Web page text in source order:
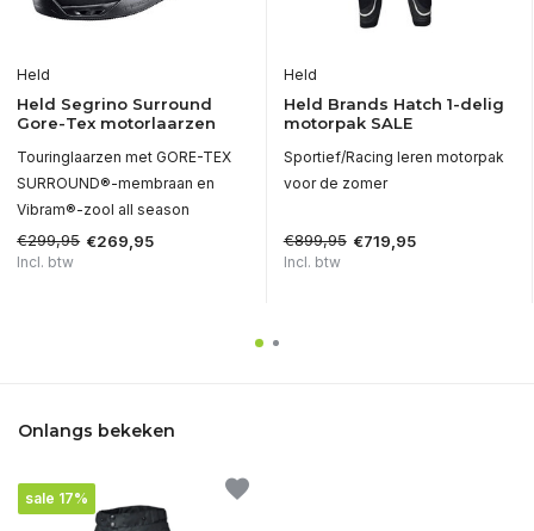
Held
Held Segrino Surround
Gore-Tex motorlaarzen
Touringlaarzen met GORE-TEX
SURROUND®-membraan en
Vibram®-zool all season
€299,95 €269,95
Incl. btw
Held
Held Brands Hatch 1-delig
motorpak SALE
Sportief/Racing leren motorpak
voor de zomer
€899,95 €719,95
Incl. btw
Onlangs bekeken
sale 17%